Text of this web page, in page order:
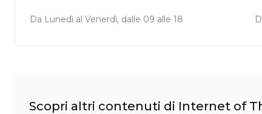
Da Lunedì al Venerdì, dalle 09 alle 18
Scopri altri contenuti di Internet of